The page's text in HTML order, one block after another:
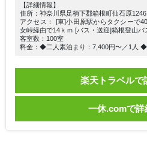
【詳細情報】
住所：神奈川県足柄下郡箱根町仙石原1246
アクセス： [車]小田原駅からタクシーで
女峠経由で14ｋｍ [バス・送迎]箱根登山
客室数：100室
料金：◆二人素泊まり：7,400円〜／1人 ◆
楽天トラベルで
一休.comで詳